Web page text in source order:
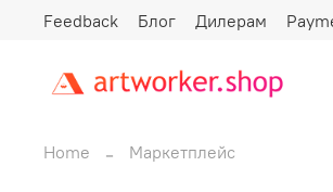
Feedback Блог Дилерам
Home Маркетплейс